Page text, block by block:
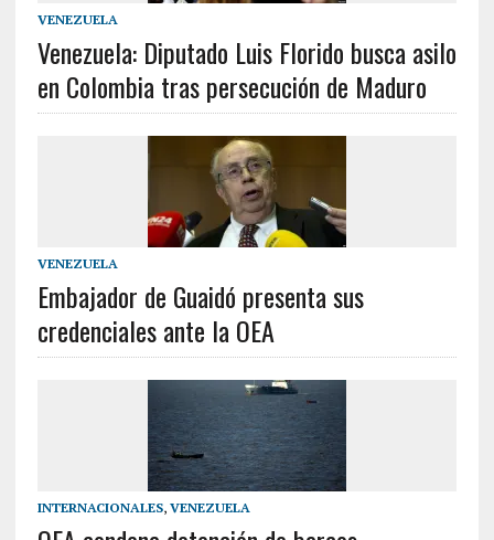
VENEZUELA
Venezuela: Diputado Luis Florido busca asilo
en Colombia tras persecución de Maduro
VENEZUELA
Embajador de Guaidó presenta sus
credenciales ante la OEA
INTERNACIONALES, VENEZUELA